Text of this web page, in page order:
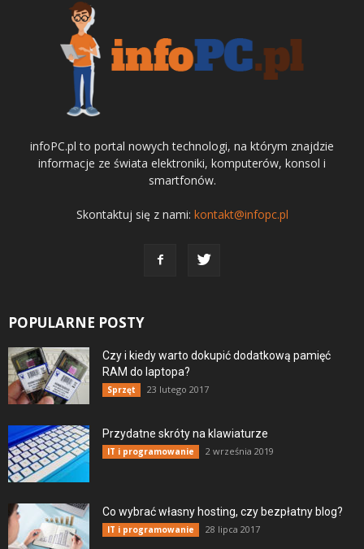
infoPC.pl to portal nowych technologi, na którym znajdzie
informacje ze świata elektroniki, komputerów, konsol i
smartfonów.
Skontaktuj się z nami: kontakt@infopc.pl
POPULARNE POSTY
Czy i kiedy warto dokupić dodatkową pamięć
RAM do laptopa?
Sprzęt 23 lutego 2017
Przydatne skróty na klawiaturze
IT i programowanie 2 września 2019
Co wybrać własny hosting, czy bezpłatny blog?
IT i programowanie 28 lipca 2017